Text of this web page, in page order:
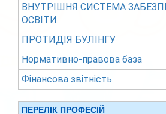
ВНУТРІШНЯ СИСТЕМА
ОСВІТИ
ПРОТИДІЯ БУЛІНГУ
Нормативно-правова база
Фінансова звітність
ПЕРЕЛІК ПРОФЕСІЙ